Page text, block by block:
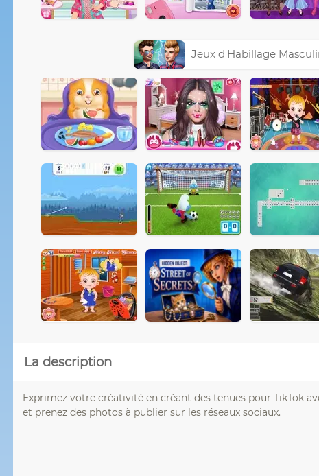
Jeux d'Habillage
La description
Exprimez votre créativité en créant des tenues pour TikTok
et prenez des photos à publier sur les réseaux sociaux.